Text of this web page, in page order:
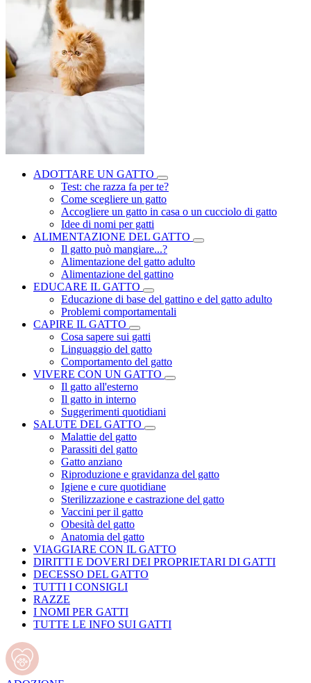
ADOTTARE UN GATTO
Test: che razza fa per te?
Come scegliere un gatto
Accogliere un gatto in casa o un cucciolo di gatto
Idee di nomi per gatti
ALIMENTAZIONE DEL GATTO
Il gatto può mangiare...?
Alimentazione del gatto adulto
Alimentazione del gattino
EDUCARE IL GATTO
Educazione di base del gattino e del gatto adulto
Problemi comportamentali
CAPIRE IL GATTO
Cosa sapere sui gatti
Linguaggio del gatto
Comportamento del gatto
VIVERE CON UN GATTO
Il gatto all'esterno
Il gatto in interno
Suggerimenti quotidiani
SALUTE DEL GATTO
Malattie del gatto
Parassiti del gatto
Gatto anziano
Riproduzione e gravidanza del gatto
Igiene e cure quotidiane
Sterilizzazione e castrazione del gatto
Vaccini per il gatto
Obesità del gatto
Anatomia del gatto
VIAGGIARE CON IL GATTO
DIRITTI E DOVERI DEI PROPRIETARI DI GATTI
DECESSO DEL GATTO
TUTTI I CONSIGLI
RAZZE
I NOMI PER GATTI
TUTTE LE INFO SUI GATTI